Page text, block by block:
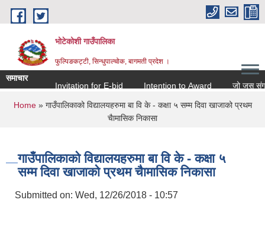
Skip to main content
भोटेकोशी गाउँपालिका
फुल्पिङकट्टी, सिन्धुपाल्चोक, बागमती प्रदेश ।
समाचार
Invitation for E-bid
Intention to Award जो जस संग
You are here
Home» गाउँपालिकाको विद्यालयहरुमा बा वि के - कक्षा ५ सम्म दिवा खाजाको प्रथम
चैामासिक निकासा
गाउँपालिकाको विद्यालयहरुमा बा वि के - कक्षा ५
सम्म दिवा खाजाको प्रथम चैामासिक निकासा
Submitted on: Wed, 12/26/2018 - 10:57